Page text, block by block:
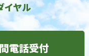
イヤル
電話受付